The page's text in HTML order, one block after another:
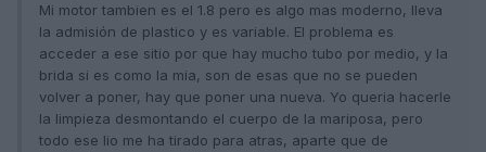
Mi motor tambien es el 1.8 pero es algo mas moderno, lleva
la admisión de plastico y es variable. El problema es
acceder a ese sitio por que hay mucho tubo por medio, y la
brida si es como la mia, son de esas que no se pueden
volver a poner, hay que poner una nueva. Yo queria hacerle
la limpieza desmontando el cuerpo de la mariposa, pero
todo ese lio me ha tirado para atras, aparte que de